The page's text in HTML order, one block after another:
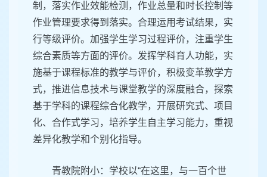
制，落实作业效能检测，作业总量和时长控制等
作业管理要求得到落实。合理运用考试结果，实
行等级评价。加强学生学习过程评价，注重学生
综合素质等方面的评价。发挥学科育人功能，实
施基于课程标准的教学与评价，积极变革教学方
式，推进信息技术与课堂教学的深度融合，探索
基于学科的课程综合化教学，开展研究式、项目
化、合作式学习，培养学生自主学习能力，重视
差异化教学和个别化指导。
青教院附小：学校以“在这里，与一百个世